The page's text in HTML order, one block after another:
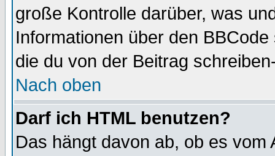
große Kontrolle darüber, was
Informationen über den
die du von der Beitrag
Nach oben
Darf ich HTML benutzen?
Das hängt davon ab, ob es